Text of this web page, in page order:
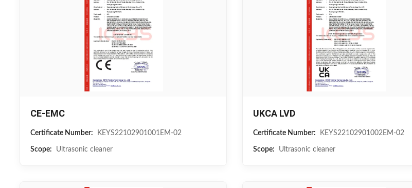
CE-EMC
Certificate Number: KEYS22102901001EM-02
Scope: Ultrasonic cleaner
UKCA LVD
Certificate Number: KEYS22102901002EM-02
Scope: Ultrasonic cleaner